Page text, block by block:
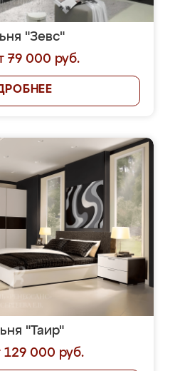
"Зевс"
79 000 руб.
"Таир"
129 000 руб.